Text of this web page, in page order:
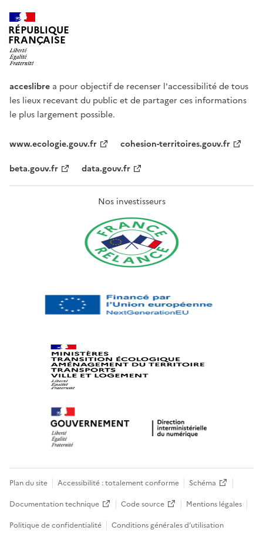
RÉPUBLIQUE
FRANÇAISE
acceslibre a pour objectif de recenser l'accessibilité de tous
les lieux recevant du public et de partager ces informations
le plus largement possible.
www.ecologie.gouv.fr
cohesion-territoires.gouv.fr
beta.gouv.fr
data.gouv.fr
Nos investisseurs
Plan du site Accessibilité : totalement conforme
Schéma
Documentation technique
Code source
Mentions légales
Politique de confidentialité
Conditions générales d’utilisation